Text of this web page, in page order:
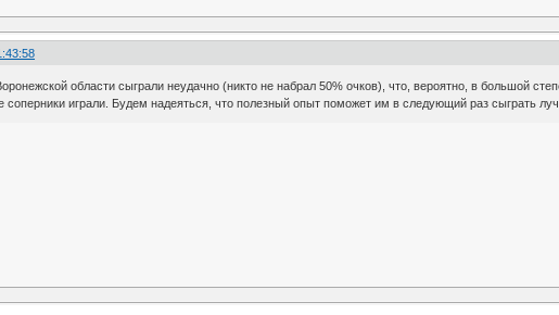
области сыграли неудачно (никто не набрал 50% очков), что, вероятно, в большой
соперники играли. Будем надеяться, что полезный опыт поможет им в следующий раз сыграть